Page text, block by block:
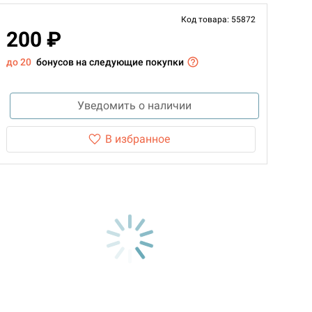
Код товара: 55872
200 ₽
до 20 бонусов на следующие покупки
Уведомить о наличии
В избранное